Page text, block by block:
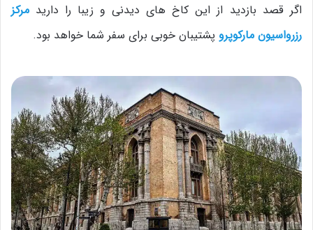
اگر قصد بازدید از این کاخ های دیدنی و زیبا را دارید مرکز
رزرواسیون مارکوپرو پشتیبان خوبی برای سفر شما خواهد بود.